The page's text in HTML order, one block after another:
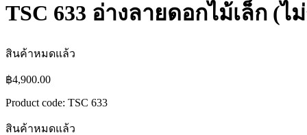
TSC 633 อ่างลายดอกไม้เล็ก (ไ
สินค้าหมดแล้ว
฿4,900.00
Product code: TSC 633
สินค้าหมดแล้ว